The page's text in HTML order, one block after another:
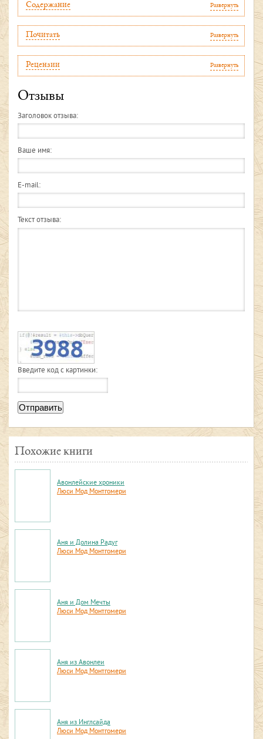
Содержание Развернуть
Почитать Развернуть
Рецензии Развернуть
Отзывы
Заголовок отзыва:
Ваше имя:
E-mail:
Текст отзыва:
Введите код с картинки:
Отправить
Похожие книги
Авонлейские хроники
Люси Мод Монтгомери
Аня и Долина Радуг
Люси Мод Монтгомери
Аня и Дом Мечты
Люси Мод Монтгомери
Аня из Авонлеи
Люси Мод Монтгомери
Аня из Инглсайда
Люси Мод Монтгомери